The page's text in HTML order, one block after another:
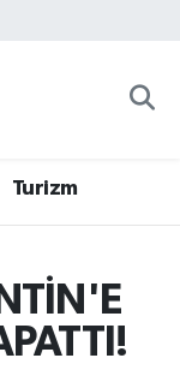
Turizm